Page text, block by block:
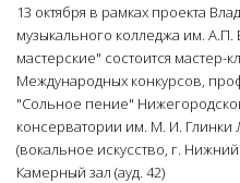
13 октября в рамках проекта
музыкального колледжа им.
мастерские" состоится мастер-
Международных конкурсов,
"Сольное пение"
консерватории им. М. И.
(вокальное искусство, г.
Камерный зал (ауд. 42)